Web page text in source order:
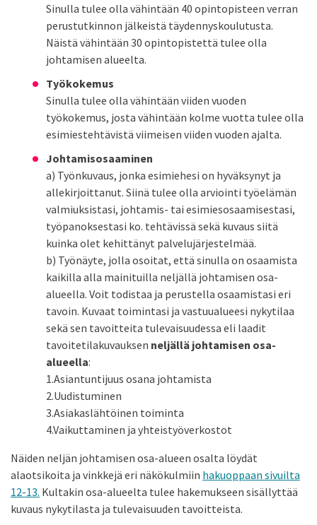
Sinulla tulee olla vähintään 40 opintopisteen verran
perustutkinnon jälkeistä täydennyskoulutusta.
Näistä vähintään 30 opintopistettä tulee olla
johtamisen alueelta.
Työkokemus
Sinulla tulee olla vähintään viiden vuoden
työkokemus, josta vähintään kolme vuotta tulee olla
esimiestehtävistä viimeisen viiden vuoden ajalta.
Johtamisosaaminen
a) Työnkuvaus, jonka esimiehesi on hyväksynyt ja
allekirjoittanut. Siinä tulee olla arviointi työelämän
valmiuksistasi, johtamis- tai esimiesosaamisestasi,
työpanoksestasi ko. tehtävissä sekä kuvaus siitä
kuinka olet kehittänyt palvelujärjestelmää.
b) Työnäyte, jolla osoitat, että sinulla on osaamista
kaikilla alla mainituilla neljällä johtamisen osa-
alueella. Voit todistaa ja perustella osaamistasi eri
tavoin. Kuvaat toimintasi ja vastuualueesi nykytilaa
sekä sen tavoitteita tulevaisuudessa eli laadit
tavoitetilakuvauksen neljällä johtamisen osa-
alueella:
1.Asiantuntijuus osana johtamista
2.Uudistuminen
3.Asiakaslähtöinen toiminta
4.Vaikuttaminen ja yhteistyöverkostot
Näiden neljän johtamisen osa-alueen osalta löydät
alaotsikoita ja vinkkejä eri näkökulmiin hakuoppaan sivuilta
12-13. Kultakin osa-alueelta tulee hakemukseen sisällyttää
kuvaus nykytilasta ja tulevaisuuden tavoitteista.